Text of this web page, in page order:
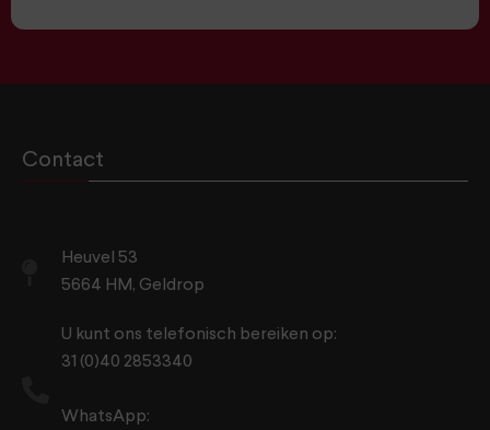
Contact
Heuvel 53
5664 HM, Geldrop
U kunt ons telefonisch bereiken op:
31 (0)40 2853340
WhatsApp: